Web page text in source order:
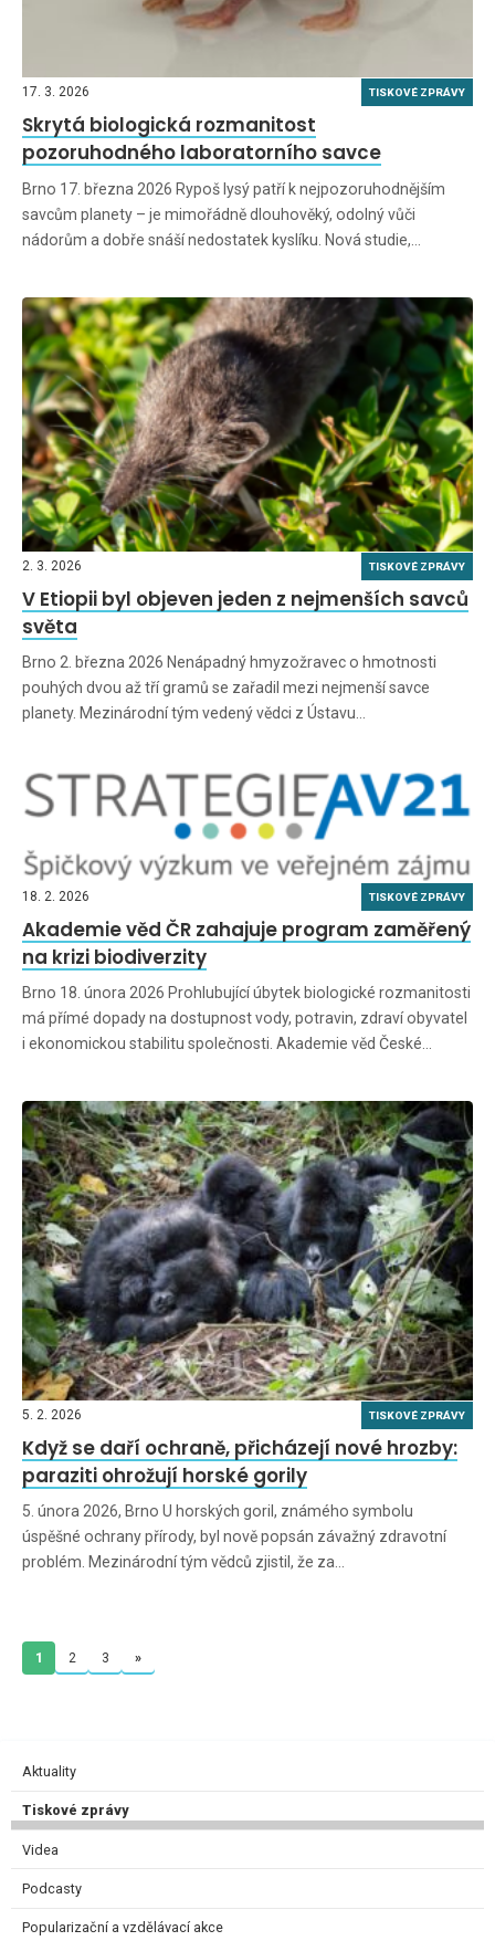
17. 3. 2026 TISKOVÉ ZPRÁVY
Skrytá biologická rozmanitost
pozoruhodného laboratorního savce
Brno 17. března 2026 Rypoš lysý patří k nejpozoruhodnějším
savcům planety – je mimořádně dlouhověký, odolný vůči
nádorům a dobře snáší nedostatek kyslíku. Nová studie,…
2. 3. 2026 TISKOVÉ ZPRÁVY
V Etiopii byl objeven jeden z nejmenších savců
světa
Brno 2. března 2026 Nenápadný hmyzožravec o hmotnosti
pouhých dvou až tří gramů se zařadil mezi nejmenší savce
planety. Mezinárodní tým vedený vědci z Ústavu…
18. 2. 2026 TISKOVÉ ZPRÁVY
Akademie věd ČR zahajuje program zaměřený
na krizi biodiverzity
Brno 18. února 2026 Prohlubující úbytek biologické rozmanitosti
má přímé dopady na dostupnost vody, potravin, zdraví obyvatel
i ekonomickou stabilitu společnosti. Akademie věd České…
5. 2. 2026 TISKOVÉ ZPRÁVY
Když se daří ochraně, přicházejí nové hrozby:
paraziti ohrožují horské gorily
5. února 2026, Brno U horských goril, známého symbolu
úspěšné ochrany přírody, byl nově popsán závažný zdravotní
problém. Mezinárodní tým vědců zjistil, že za…
1 2 3 »
Aktuality
Tiskové zprávy
Videa
Podcasty
Popularizační a vzdělávací akce